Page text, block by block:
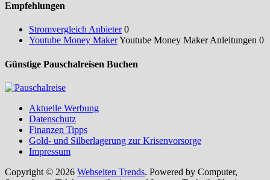
Empfehlungen
Stromvergleich Anbieter0
Youtube Money MakerYoutube Money Maker Anleitungen 0
Günstige Pauschalreisen Buchen
Aktuelle Werbung
Datenschutz
Finanzen Tipps
Gold- und Silberlagerung zur Krisenvorsorge
Impressum
Copyright © 2026 Webseiten Trends. Powered by Computer,